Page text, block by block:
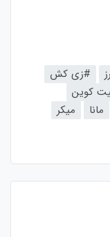
#زی کش
کوین
مانا
میکر